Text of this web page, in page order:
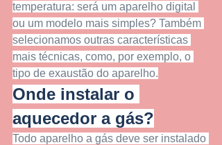
temperatura: será um aparelho digital
ou um modelo mais simples? Também
selecionamos outras características
mais técnicas, como, por exemplo, o
tipo de exaustão do aparelho.
Onde instalar o
aquecedor a gás?
Todo aparelho a gás deve ser instalado